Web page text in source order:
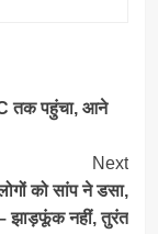
तक पहुंचा, आने
Next
को सांप ने डसा,
– झाड़फूंक नहीं, तुरंत